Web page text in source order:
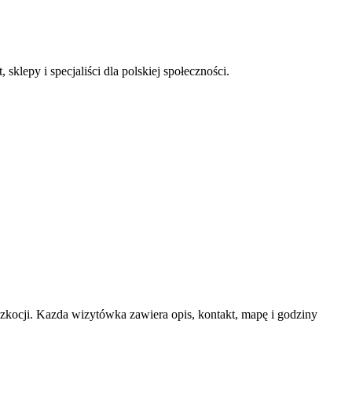
i specjaliści dla polskiej społeczności.
Kazda wizytówka zawiera opis, kontakt, mapę i godziny